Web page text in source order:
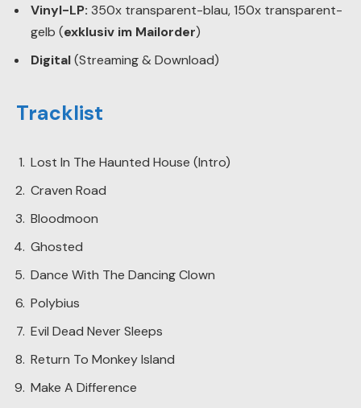
Vinyl-LP: 350x transparent-blau, 150x transparent-
gelb (exklusiv im Mailorder)
Digital(Streaming & Download)
Tracklist
Lost In The Haunted House (Intro)
Craven Road
Bloodmoon
Ghosted
Dance With The Dancing Clown
Polybius
Evil Dead Never Sleeps
Return To Monkey Island
Make A Difference